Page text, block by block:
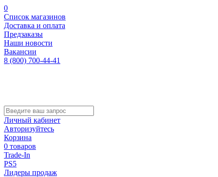
0
Список магазинов
Доставка и оплата
Предзаказы
Наши новости
Вакансии
8 (800) 700-44-41
Личный кабинет
Авторизуйтесь
Корзина
0 товаров
Trade-In
PS5
Лидеры продаж